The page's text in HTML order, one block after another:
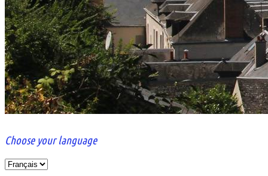
CCVL
Le portail
des
associations
Choose your language
Choose